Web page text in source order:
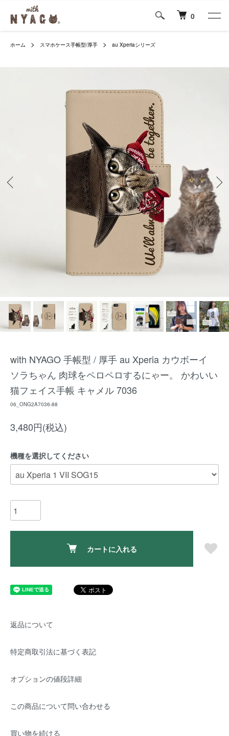
0
ホーム スマホケース手帳型/厚手 au Xperiaシリーズ
with NYAGO 手帳型 / 厚手 au Xperia カウボーイ
ソラちゃん 肉球をペロペロするにゃー。 かわいい
猫フェイス手帳 キャメル 7036
06_ONG2A7036-88
3,480円(税込)
機種を選択してください
カートに入れる
返品について
特定商取引法に基づく表記
オプションの値段詳細
この商品について問い合わせる
買い物を続ける